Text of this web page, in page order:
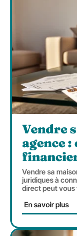
Vendre
agence :
Vendre sa
juridiques à
direct peut
En savoir plus